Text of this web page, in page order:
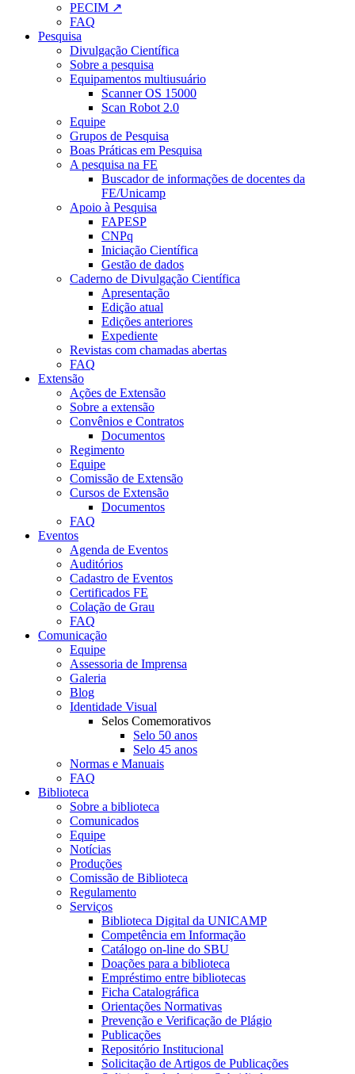
PECIM ↗
FAQ
Pesquisa
Divulgação Científica
Sobre a pesquisa
Equipamentos multiusuário
Scanner OS 15000
Scan Robot 2.0
Equipe
Grupos de Pesquisa
Boas Práticas em Pesquisa
A pesquisa na FE
Buscador de informações de docentes da
FE/Unicamp
Apoio à Pesquisa
FAPESP
CNPq
Iniciação Científica
Gestão de dados
Caderno de Divulgação Científica
Apresentação
Edição atual
Edições anteriores
Expediente
Revistas com chamadas abertas
FAQ
Extensão
Ações de Extensão
Sobre a extensão
Convênios e Contratos
Documentos
Regimento
Equipe
Comissão de Extensão
Cursos de Extensão
Documentos
FAQ
Eventos
Agenda de Eventos
Auditórios
Cadastro de Eventos
Certificados FE
Colação de Grau
FAQ
Comunicação
Equipe
Assessoria de Imprensa
Galeria
Blog
Identidade Visual
Selos Comemorativos
Selo 50 anos
Selo 45 anos
Normas e Manuais
FAQ
Biblioteca
Sobre a biblioteca
Comunicados
Equipe
Notícias
Produções
Comissão de Biblioteca
Regulamento
Serviços
Biblioteca Digital da UNICAMP
Competência em Informação
Catálogo on-line do SBU
Doações para a biblioteca
Empréstimo entre bibliotecas
Ficha Catalográfica
Orientações Normativas
Prevenção e Verificação de Plágio
Publicações
Repositório Institucional
Solicitação de Artigos de Publicações